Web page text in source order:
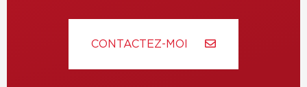
CONTACTEZ-MOI